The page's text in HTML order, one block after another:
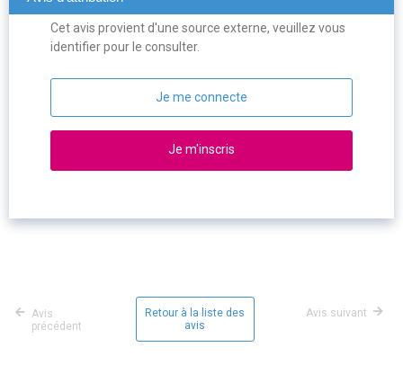
Cet avis provient d'une source externe, veuillez vous
identifier pour le consulter.
Je me connecte
Je m'inscris
Avis
précédent
Retour à la liste des
avis
Avis suivant